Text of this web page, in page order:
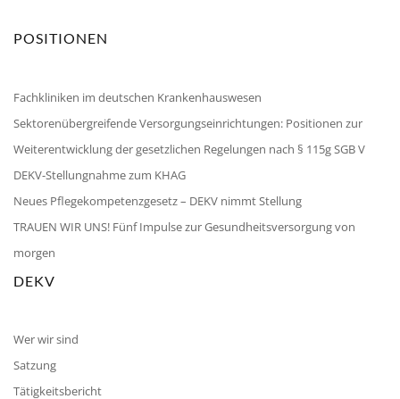
POSITIONEN
Fachkliniken im deutschen Krankenhauswesen
Sektorenübergreifende Versorgungseinrichtungen: Positionen zur
Weiterentwicklung der gesetzlichen Regelungen nach § 115g SGB V
DEKV-Stellungnahme zum KHAG
Neues Pflegekompetenzgesetz – DEKV nimmt Stellung
TRAUEN WIR UNS! Fünf Impulse zur Gesundheitsversorgung von
morgen
DEKV
Wer wir sind
Satzung
Tätigkeitsbericht